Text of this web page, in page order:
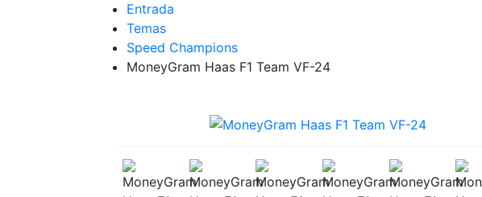
Entrada
Temas
Speed Champions
MoneyGram Haas F1 Team VF-24